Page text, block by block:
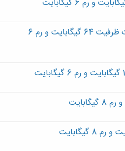
گوشی موبایل شیائومی مدل Redmi Note 10 pro M2101K6G دو سیم‌ کارت ظرفیت 64 گیگابایت و رم 6